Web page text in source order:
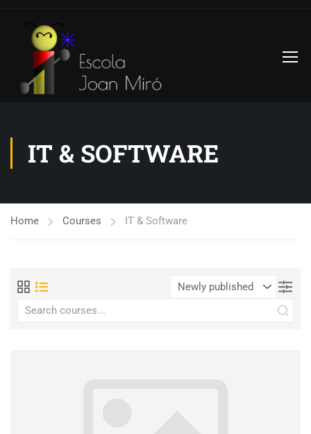
IT & SOFTWARE
Home Courses IT & Software